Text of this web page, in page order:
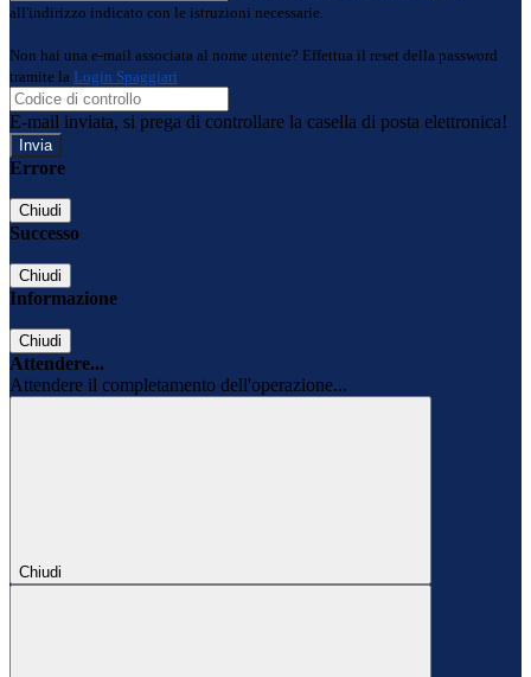
all'indirizzo indicato con le istruzioni necessarie.
Non hai una e-mail associata al nome utente? Effettua il reset della password
tramite la Login Spaggiari
E-mail inviata, si prega di controllare la casella di posta elettronica!
Errore
Chiudi
Successo
Chiudi
Informazione
Chiudi
Attendere...
Attendere il completamento dell'operazione...
Chiudi